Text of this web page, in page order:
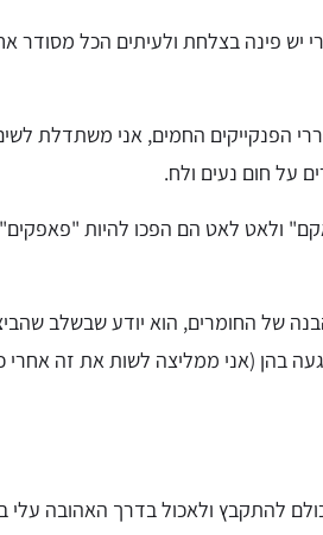
יש פינה בצלחת ולעיתים הכל מסודר
הפנקייקים החמים, אני משתדלת
על חום נעים ולח.
ולאט לאט הם הפכו להיות
של החומרים, הוא יודע שבשלב
בהן (אני ממליצה לשות את זה אחרי
להתקבץ ולאכול בדרך האהובה עלי